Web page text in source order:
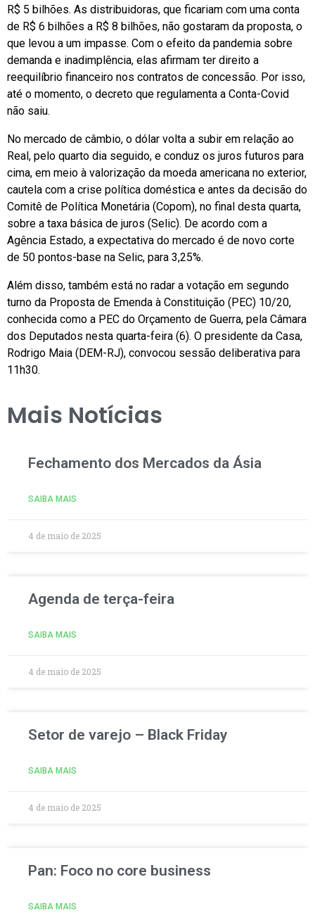
R$ 5 bilhões. As distribuidoras, que ficariam com uma conta
de R$ 6 bilhões a R$ 8 bilhões, não gostaram da proposta, o
que levou a um impasse. Com o efeito da pandemia sobre
demanda e inadimplência, elas afirmam ter direito a
reequilíbrio financeiro nos contratos de concessão. Por isso,
até o momento, o decreto que regulamenta a Conta-Covid
não saiu.
No mercado de câmbio, o dólar volta a subir em relação ao
Real, pelo quarto dia seguido, e conduz os juros futuros para
cima, em meio à valorização da moeda americana no exterior,
cautela com a crise política doméstica e antes da decisão do
Comitê de Política Monetária (Copom), no final desta quarta,
sobre a taxa básica de juros (Selic). De acordo com a
Agência Estado, a expectativa do mercado é de novo corte
de 50 pontos-base na Selic, para 3,25%.
Além disso, também está no radar a votação em segundo
turno da Proposta de Emenda à Constituição (PEC) 10/20,
conhecida como a PEC do Orçamento de Guerra, pela Câmara
dos Deputados nesta quarta-feira (6). O presidente da Casa,
Rodrigo Maia (DEM-RJ), convocou sessão deliberativa para
11h30.
Mais Notícias
Fechamento dos Mercados da Ásia
SAIBA MAIS
4 de maio de 2025
Agenda de terça-feira
SAIBA MAIS
4 de maio de 2025
Setor de varejo – Black Friday
SAIBA MAIS
4 de maio de 2025
Pan: Foco no core business
SAIBA MAIS